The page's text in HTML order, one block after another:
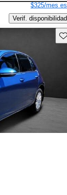
$325/mes
Verif. disponibilidad